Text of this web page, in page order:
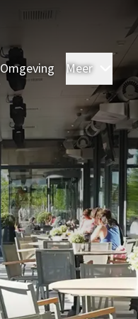
Omgeving Meer